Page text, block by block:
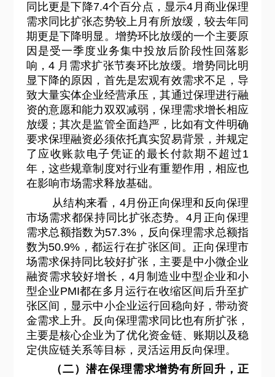
同比更是下降7.4个百分点，显示4月商业保理
需求同比扩张态势较上月有所放缓，较去年同
期更是下降明显。增势环比放缓的一个主要原
因是受一季度业务集中投放后阶段性回落影
响，4 月需求扩张节奏环比放缓。增势同比明
显下降的原因，首先是宏观有效需求不足，导
致大量实体企业经营承压，其通过保理进行融
资的意愿和能力双双减弱，保理需求增长相应
放缓；其次是监管全面趋严，比如有文件明确
要求保理融资必须依托真实贸易背景，并规定
了应收账款电子凭证的最长付款期不超过1
年，这些规章制度对行业有重塑作用，相应也
在影响市场需求释放基础。
从结构来看，4月份正向保理和反向保理
市场需求都保持同比扩张态势。4月正向保理
需求总额指数为57.3%，反向保理需求总额指
数为50.9%，都运行在扩张区间。正向保理市
场需求保持同比较好扩张，主要是中小微企业
融资需求较好增长，4月制造业中型企业和小
型企业PMI都在多月运行在收缩区间后升至扩
张区间，显示中小企业运行回稳向好，带动资
金需求上升。反向保理需求同比也有所扩张，
主要是核心企业为了优化资金链、账期以及稳
定供应链关系等目标，灵活运用反向保理。
（二）潜在保理需求增势有所回升，正